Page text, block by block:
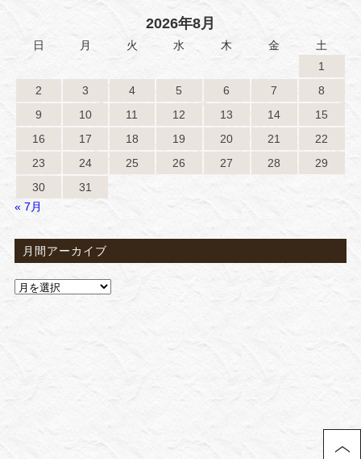
2026年8月
日 月 火 水 木 金
土
1
2
3 4 5 6 7
8
9
10 11 12 13 14
15
16
17 18 19 20 21
22
23
24 25 26 27 28
29
30
31
« 7月
月間アーカイブ